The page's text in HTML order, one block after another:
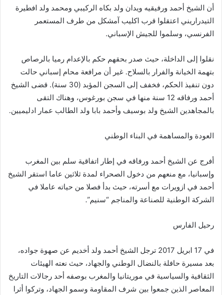
أن الشيخ أحمد ورفيقيه ويدان ولد بكاه الركيبي ومحمد ولد افطيرة
التيدراريني اعتقلوا قرب اكليب آمشكل من طرف المستعمر
الفرنسي، وسلموا للجيش الإسباني.
نقلوا إلى الداخلة، حيث صدر بحقهم حكم بالإعدام رميا بالرصاص
بتهمة الخيانة والفرار بالسلاح. غير أن مرافعة محام إسباني حالت
دون تنفيذ الحكم، فخفف إلى السجن المؤبد (30 سنة). قضى الشيخ
أحمد ورفاقه 12 سنة منها في سجن بورغوس، وهناك التقى
بالمجاهدين الشيخ ولد بوسيف وأحمد بابا ولد الطالب عمار ادليميين.
العودة والمساهمة في البناء الوطني
أفرج عن الشيخ أحمد ورفاقه في إطار اتفاقية سلم بين المغرب
وإسبانيا، مع منعهم من دخول الصحراء لمدة ثلاثين عاما استقر الشيخ
أحمد في ازويرات مع أسرته، حيث بدأ فصلا من حياته عاملا في
الشركة الوطنية للصناعة والمناجم “سنيم”.
رحيل الفارس
في 17 ابريل 2017 ترجل الشيخ أحمد ولد أخديم عن صهوة جواده،
بعد مسيرة حافلة بالنضال الوطني والجهاد، حيث نعته الهيئات
الثقافية والسياسية في موريتانيا والمغرب بوصفه أحد رجالات التاريخ
المعاصر الذين جمعوا بين شرف المقاومة وسمو الجهاد، وتركوا أثرا